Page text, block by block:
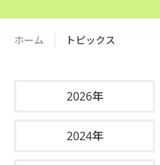
ホーム トピックス
2026年
2024年